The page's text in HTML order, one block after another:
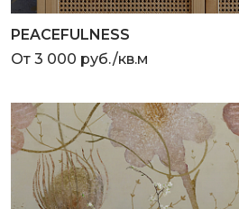
PEACEFULNESS
От 3 000 руб./кв.м